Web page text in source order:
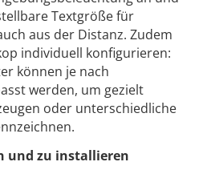
Textgröße für
aus der Distanz. Zudem
individuell konfigurieren:
können je nach
werden, um gezielt
oder unterschiedliche
und zu installieren